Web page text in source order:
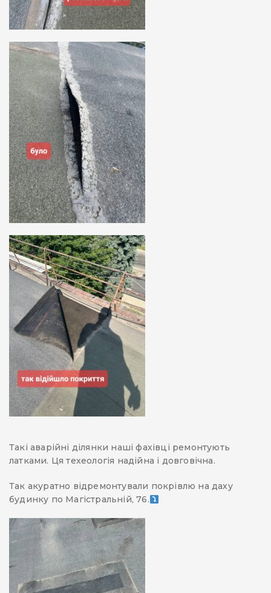
Такі аварійні ділянки наші фахівці ремонтують
латками. Ця техеологія надійна і довговічна.
Так акуратно відремонтували покрівлю на даху
будинку по Магістральній, 76.